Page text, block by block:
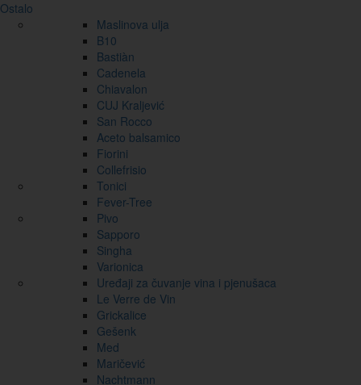
Ostalo
Maslinova ulja
B10
Bastiàn
Cadenela
Chiavalon
CUJ Kraljević
San Rocco
Aceto balsamico
Fiorini
Collefrisio
Tonici
Fever-Tree
Pivo
Sapporo
Singha
Varionica
Uređaji za čuvanje vina i pjenušaca
Le Verre de Vin
Grickalice
Gešenk
Med
Maričević
Nachtmann